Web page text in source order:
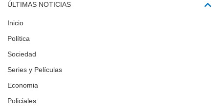
ÚLTIMAS NOTICIAS
Inicio
Política
Sociedad
Series y Películas
Economia
Policiales